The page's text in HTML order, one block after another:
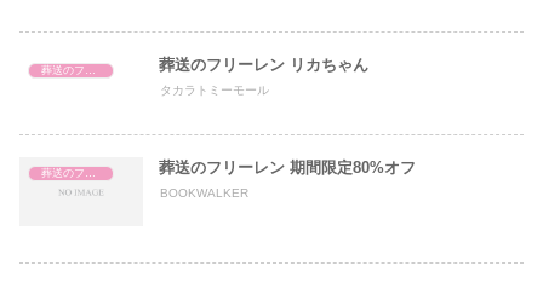
葬送のフリーレン リカちゃん
タカラトミーモール
葬送のフリーレン 期間限定80%オフ
BOOKWALKER